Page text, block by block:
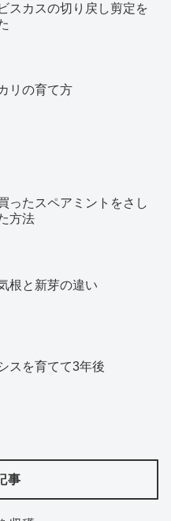
スカスの切り戻し剪定を
リの育て方
ったスペアミントをさし
方法
根と新芽の違い
スを育てて3年後
事